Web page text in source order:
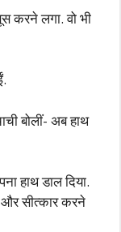
करने लगा. वो भी
बोलीं- अब हाथ
हाथ डाल दिया.
और सीत्कार करने